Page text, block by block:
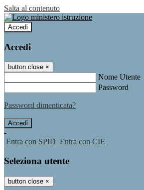
Salta al contenuto
Accedi
Accedi
button close ×
Nome Utente
Password
Password dimenticata?
-
Entra con SPID Entra con CIE
Seleziona utente
button close ×